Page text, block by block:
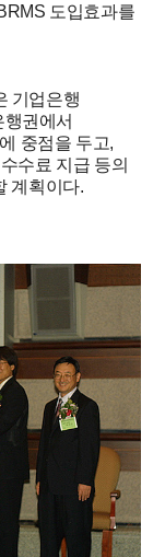
도입효과를
기업은행
권에서
중점을 두고,
수료 지급 등의
계획이다.